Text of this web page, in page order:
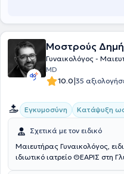
Μοστρούς
Γυναικολόγος -
MD
10.0|35
Εγκυμοσύνη Κατάψυξη
Σχετικά με τον ειδικό
Μαιευτήρας Γυναικολόγος,
ιδιωτικό ιατρείο ΘΕΑΡΙΣ στη